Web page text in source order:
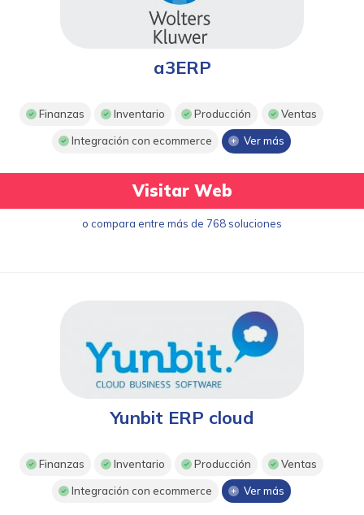
a3ERP
Finanzas Inventario Producción Ventas
Integración con ecommerce Ver más
Visitar Web
o compara entre más de 768 soluciones
Yunbit ERP cloud
Finanzas Inventario Producción Ventas
Integración con ecommerce Ver más